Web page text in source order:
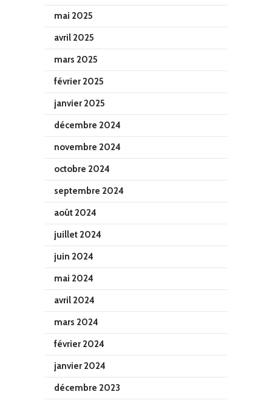
mai 2025
avril 2025
mars 2025
février 2025
janvier 2025
décembre 2024
novembre 2024
octobre 2024
septembre 2024
août 2024
juillet 2024
juin 2024
mai 2024
avril 2024
mars 2024
février 2024
janvier 2024
décembre 2023